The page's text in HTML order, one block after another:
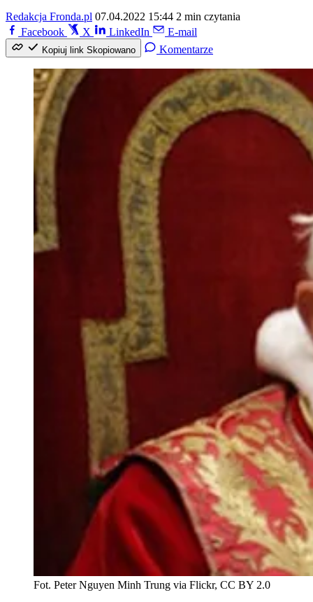
Redakcja Fronda.pl 07.04.2022 15:44 2 min czytania
Facebook
X LinkedIn E-mail
Kopiuj link Skopiowano Komentarze
Fot. Peter Nguyen Minh Trung via Flickr, CC BY 2.0